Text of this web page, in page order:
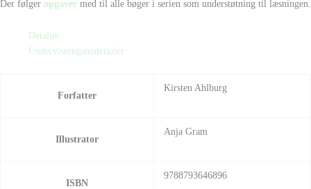
Der følger opgaver med til alle bøger i serien som understøtning til læsningen.
Detaljer
Undervisningsmaterialer
Forfatter
Kirsten Ahlburg
Illustrator
Anja Gram
ISBN
9788793646896